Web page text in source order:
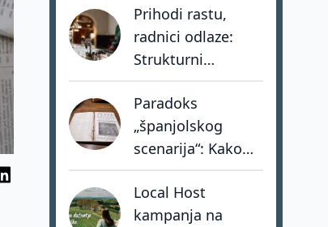
Prihodi rastu,
radnici odlaze:
Strukturni
problem
hrvatskog turizma
koji dozvole ne
mogu riješiti
Paradoks
„španjolskog
scenarija“: Kako
smo izgradili
vlastitu stihiju
Local Host
kampanja na